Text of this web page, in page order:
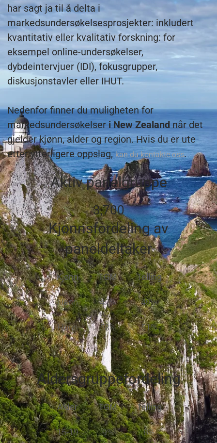
har sagt ja til å delta i
markedsundersøkelsesprosjekter: inkludert
kvantitativ eller kvalitativ forskning: for
eksempel online-undersøkelser,
dybdeintervjuer (IDI), fokusgrupper,
diskusjonstavler eller IHUT.
Nedenfor finner du muligheten for
markedsundersøkelser i New Zealand når det
gjelder kjønn, alder og region. Hvis du er ute
etter ytterligere oppslag,kan du kontakte oss.
Aktiv panelgruppe
3,700
Kjønnsfordeling av
paneldeltaker
Kjønn TGM Telling
Hann 42% 49%
Hunn 58% 51%
Aldersgruppefordeling
Alder TGM Telling
15-19 9% 8%